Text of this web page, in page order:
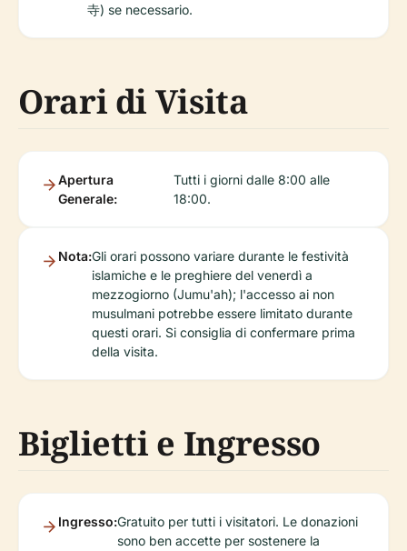
寺) se necessario.
Orari di Visita
Apertura
Generale:
Tutti i giorni dalle 8:00 alle
18:00.
Nota:Gli orari possono variare durante le festività
islamiche e le preghiere del venerdì a
mezzogiorno (Jumu'ah); l'accesso ai non
musulmani potrebbe essere limitato durante
questi orari. Si consiglia di confermare prima
della visita.
Biglietti e Ingresso
Ingresso:Gratuito per tutti i visitatori. Le donazioni
sono ben accette per sostenere la